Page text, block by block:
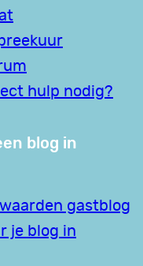
hulp nodig?
blog in
gastblog
je blog in